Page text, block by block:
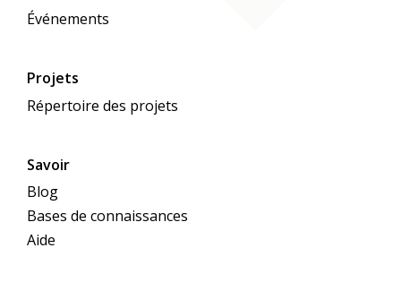
Événements
Projets
Répertoire des projets
Savoir
Blog
Bases de connaissances
Aide